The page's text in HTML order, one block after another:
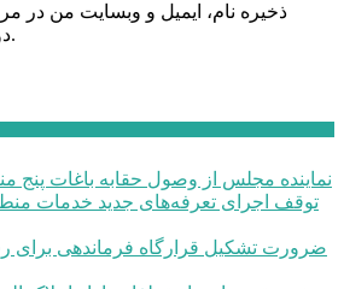
ذخیره نام، ایمیل و وبسایت من در
دوباره دیدگاهی می‌نویسم.
نماینده مجلس از وصول حقابه باغات پنج